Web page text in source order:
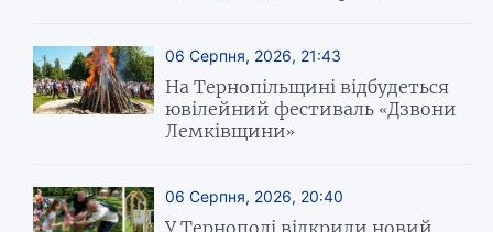
06 Серпня, 2026, 21:43
На Тернопільщині відбудеться
ювілейний фестиваль «Дзвони
Лемківщини»
06 Серпня, 2026, 20:40
У Тернополі відкрили новий